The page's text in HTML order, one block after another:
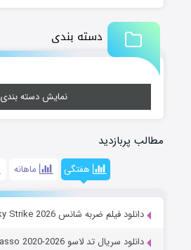
دسته بندی
نمایش دسته بندی
مطالب پربازدید
هفتگی ماهانه
دانلود فیلم ضربه شانس Lucky Strike 2026
دانلود سریال تد لاسو Ted Lasso 2020-2026